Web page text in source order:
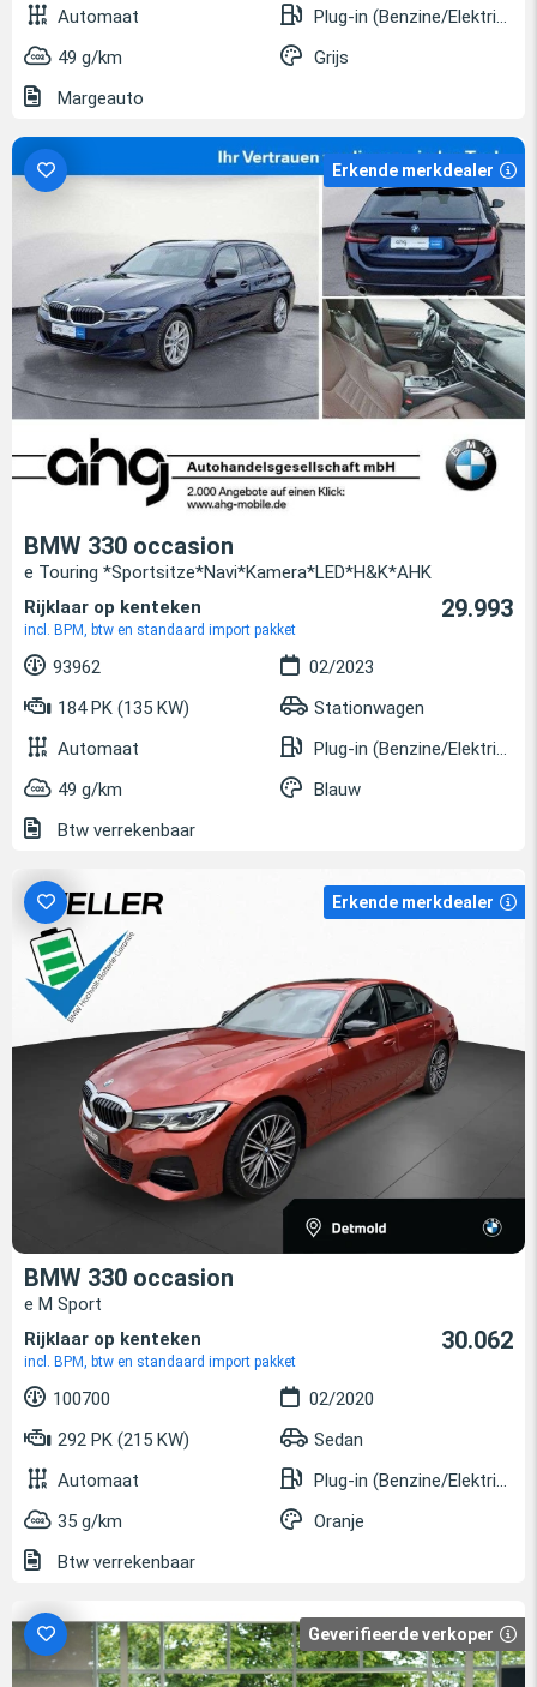
Automaat
Plug-in (Benzine/Elektrisch)
49 g/km
Grijs
Margeauto
Erkende merkdealer
BMW 330 occasion
e Touring *Sportsitze*Navi*Kamera*LED*H&K*AHK
Rijklaar op kenteken
incl. BPM, btw en standaard import pakket
29.993
93962
02/2023
184 PK (135 KW)
Stationwagen
Automaat
Plug-in (Benzine/Elektrisch)
49 g/km
Blauw
Btw verrekenbaar
Erkende merkdealer
BMW 330 occasion
e M Sport
Rijklaar op kenteken
incl. BPM, btw en standaard import pakket
30.062
100700
02/2020
292 PK (215 KW)
Sedan
Automaat
Plug-in (Benzine/Elektrisch)
35 g/km
Oranje
Btw verrekenbaar
Geverifieerde verkoper